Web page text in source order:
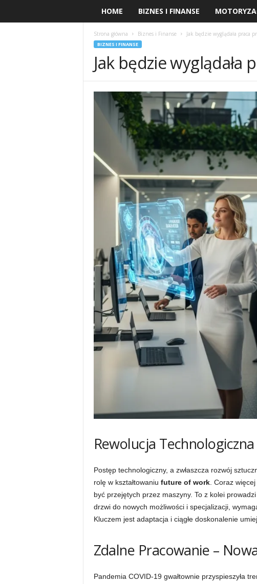
HOME BIZNES I FINANSE
Strona główna Biznes i Finanse Jak będzie wyglądała praca
BIZNES I FINANSE
Jak będzie wyglądała
Rewolucja
Postęp technologiczny, a zwłaszcza rozwój
rolę w kształtowaniu future of work. Coraz
być przejętych przez maszyny. To z kolei
drzwi do nowych możliwości i specjalizacji,
Kluczem jest adaptacja i ciągłe doskonalenie
Zdalne Pracowanie –
Pandemia COVID-19 gwałtownie przyspieszyła